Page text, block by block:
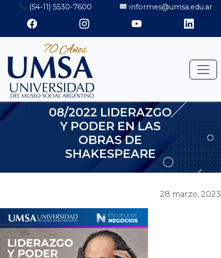
Saltar
contenido
(54-11) 5530-7600 informes@umsa.edu.ar
08/2022 LIDERAZGO
Y PODER EN LAS
OBRAS DE
SHAKESPEARE
28 marzo, 2023